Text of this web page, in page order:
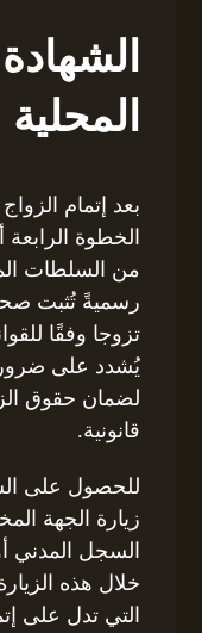
المحلية
بعد إتمام
الخطوة
من السلطات
رسميةً تُثبت
تزوجا وفقًا
يُشدد على
لضمان حقوق
قانونية.
للحصول على
زيارة الجهة
السجل المدني
خلال هذه
التي تدل على